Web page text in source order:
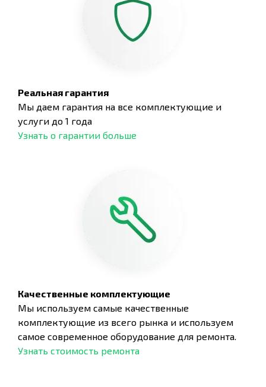
Реальная гарантия
Мы даем гарантия на все комплектующие и
услуги до 1 года
Узнать о гарантии больше
Качественные комплектующие
Мы используем самые качественные
комплектующие из всего рынка и используем
самое современное оборудование для ремонта.
Узнать стоимость ремонта